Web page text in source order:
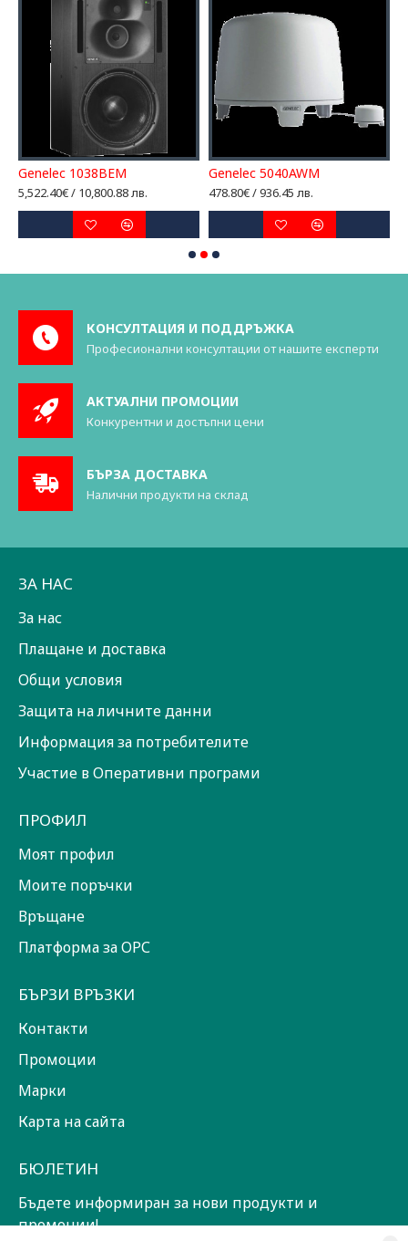
Genelec 1038BEM
5,522.40€ / 10,800.88 лв.
Genelec 5040AWM
478.80€ / 936.45 лв.
КОНСУЛТАЦИЯ И ПОДДРЪЖКА
Професионални консултации от нашите експерти
АКТУАЛНИ ПРОМОЦИИ
Конкурентни и достъпни цени
БЪРЗА ДОСТАВКА
Налични продукти на склад
ЗА НАС
За нас
Плащане и доставка
Общи условия
Защита на личните данни
Информация за потребителите
Участие в Оперативни програми
ПРОФИЛ
Моят профил
Моите поръчки
Връщане
Платформа за ОРС
БЪРЗИ ВРЪЗКИ
Контакти
Промоции
Марки
Карта на сайта
БЮЛЕТИН
Бъдете информиран за нови продукти и
промоции!